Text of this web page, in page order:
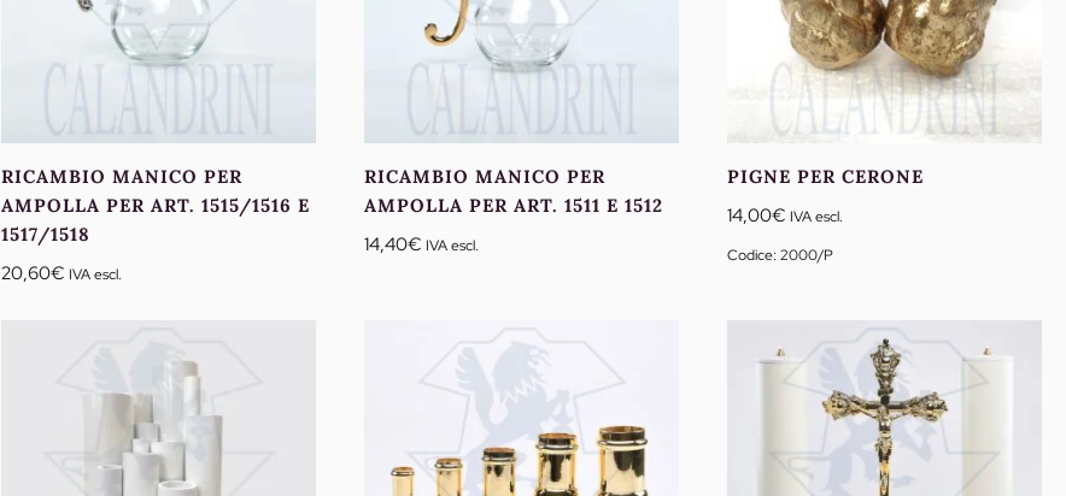
RICAMBIO MANICO PER
AMPOLLA PER ART. 1515/1516 E
1517/1518
20,60€ IVA escl.
RICAMBIO MANICO PER
AMPOLLA PER ART. 1511 E 1512
14,40€ IVA escl.
PIGNE PER CERONE
14,00€ IVA escl.
Codice: 2000/P